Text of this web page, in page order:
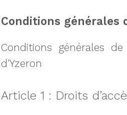
Conditions générales
Conditions générales
d'Yzeron
Article 1 : Droits